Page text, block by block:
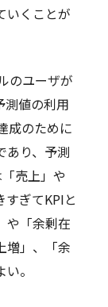
いくことが
のユーザが
測値の利用
成のために
あり、予測
売上」や
すぎてKPIと
や「余剰在
増」、「余
。